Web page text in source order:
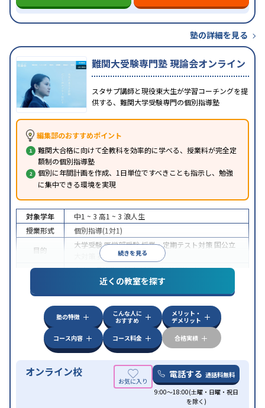
塾の詳細を見る
難関大受験専門塾 現論会オンライン
スタサプ講師と現役東大生が学習コーチングを提
供する、難関大学受験専門の個別指導塾
編集部のおすすめポイント
難関大合格に向けて全教科を効率的に学べる、授業料が完全定
額制の個別指導塾
個別に年間計画を作成、1日単位ですべきことも指示し、勉強
に集中できる環境を実現
続きを見る
対象学年 中1 ~ 3 高1 ~ 3 浪人生
授業形式
個別指導(1対1)
目的
大学受験医学部受験授業・定期テスト対策 国公立
英検(英語検定)対策
中高一貫校生に対応授業の振替可能オンライン対
自習室あり
近くの教室を探す
塾の特徴
こんな人に
おすすめ
メリット・
デメリット
コース内容
コース料金 合格実績
オンライン校 電話する 通話料無料
9:00～18:00(土曜・日曜・祝日
を除く)